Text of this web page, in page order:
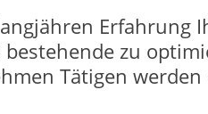
Erfahrung
zu
Tätigen